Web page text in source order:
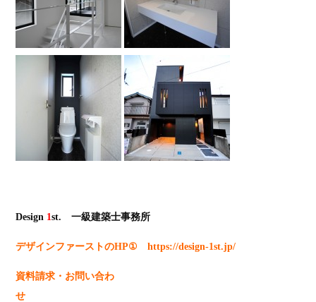
Design 1st. 一級建築士事務所
デザインファーストのHP① https://design-1st.jp/
資料請求・お問い合わ
せ